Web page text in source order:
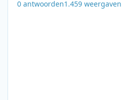
0 antwoorden1.459 weergaven